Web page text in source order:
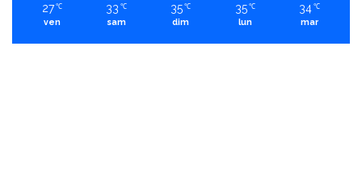
27 ℃
ven
33 ℃
sam
35 ℃
dim
35 ℃
lun
34 ℃
mar